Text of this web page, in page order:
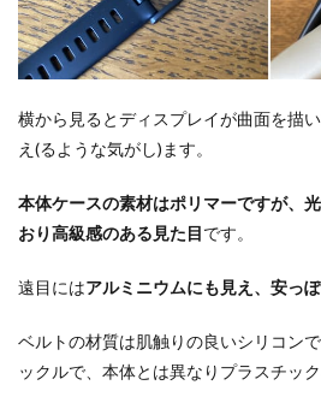
横から見るとディスプレイが曲面を描
え(るような気がし)ます。
本体ケースの素材はポリマーですが、
おり高級感のある見た目です。
遠目にはアルミニウムにも見え、安っ
ベルトの材質は肌触りの良いシリコン
ックルで、本体とは異なりプラスチック